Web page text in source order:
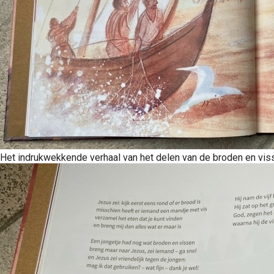
Het indrukwekkende verhaal van het delen van de broden en